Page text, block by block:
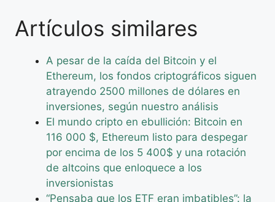
Artículos similares
A pesar de la caída del Bitcoin y el
Ethereum, los fondos criptográficos siguen
atrayendo 2500 millones de dólares en
inversiones, según nuestro análisis
El mundo cripto en ebullición: Bitcoin en
116 000 $, Ethereum listo para despegar
por encima de los 5 400$ y una rotación
de altcoins que enloquece a los
inversionistas
“Pensaba que los ETF eran imbatibles”: la